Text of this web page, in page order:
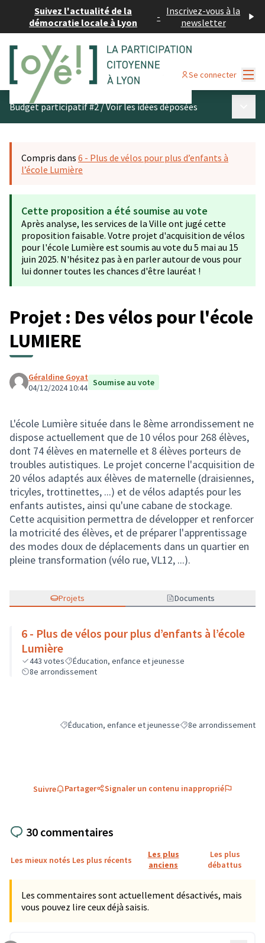
Suivez l'actualité de la
démocratie locale à Lyon
- Inscrivez-vous à la
newsletter
Se connecter
Budget participatif #2/Voir les idées déposées
Compris dans 6 - Plus de vélos pour plus d’enfants à
l’école Lumière
Cette proposition a été soumise au vote
Après analyse, les services de la Ville ont jugé cette
proposition faisable. Votre projet d'acquisition de vélos
pour l'école Lumière est soumis au vote du 5 mai au 15
juin 2025. N'hésitez pas à en parler autour de vous pour
lui donner toutes les chances d'être lauréat !
Projet : Des vélos pour l'école
LUMIERE
Géraldine Goyat
04/12/2024 10:44 Soumise au vote
L'école Lumière située dans le 8ème arrondissement ne
dispose actuellement que de 10 vélos pour 268 élèves,
dont 74 élèves en maternelle et 8 élèves porteurs de
troubles autistiques. Le projet concerne l'acquisition de
20 vélos adaptés aux élèves de maternelle (draisiennes,
tricyles, trottinettes, ...) et de vélos adaptés pour les
enfants autistes, ainsi qu'une cabane de stockage.
Cette acquisition permettra de développer et renforcer
la motricité des élèves, et de préparer l'apprentissage
des modes doux de déplacements dans un quartier en
pleine transformation (vélo rue, VL12, ...).
Projets Documents
6 - Plus de vélos pour plus d’enfants à l’école
Lumière
443 votes
Éducation, enfance et jeunesse
8e arrondissement
Filtrer les résultats de la catégorie : Éducation, enfance
Éducation, enfance et jeunesseFiltrer les résultats
8e arrondissement
Suivre Partager Signaler un contenu inapproprié
30 commentaires
Les mieux notés Les plus récents
Les plus
anciens
Les plus
débattus
Les commentaires sont actuellement désactivés, mais
vous pouvez lire ceux déjà saisis.